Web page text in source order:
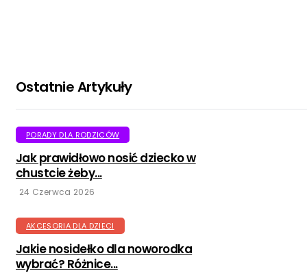
Ostatnie Artykuły
PORADY DLA RODZICÓW
Jak prawidłowo nosić dziecko w
chustcie żeby...
24 Czerwca 2026
AKCESORIA DLA DZIECI
Jakie nosidełko dla noworodka
wybrać? Różnice...